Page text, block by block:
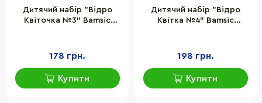
Дитячий набір "Відро
Квіточка №3" Bamsic
178 грн.
Купити
Дитячий набір "Відро
Квітка №4" Bamsic
198 грн.
Купити